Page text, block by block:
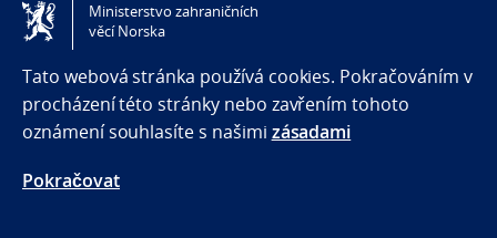
Tilgjengelighetserklæring / Accessibility statement
(NO)
Ministerstvo zahraničních
věcí Norska
Tato webová stránka používá cookies. Pokračováním v
procházení této stránky nebo zavřením tohoto
oznámení souhlasíte s našimi zásadami
Pokračovat